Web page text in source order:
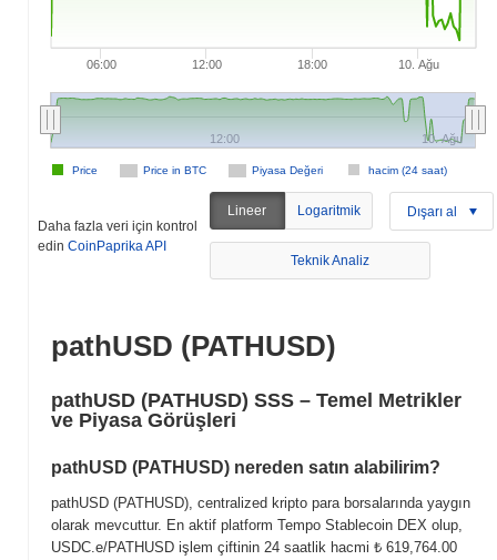
06:00 12:00 18:00 10. Ağu
Price in BTC Piyasa Değeri hacim (24 saat)
Price
12:00 10. Ağu
Daha fazla veri için kontrol
edin CoinPaprika API
Lineer Logaritmik Dışarı al
Teknik Analiz
pathUSD (PATHUSD)
pathUSD (PATHUSD) SSS – Temel Metrikler
ve Piyasa Görüşleri
pathUSD (PATHUSD) nereden satın alabilirim?
pathUSD (PATHUSD), centralized kripto para borsalarında yaygın
olarak mevcuttur. En aktif platform Tempo Stablecoin DEX olup,
USDC.e/PATHUSD işlem çiftinin 24 saatlik hacmi ₺ 619,764.00